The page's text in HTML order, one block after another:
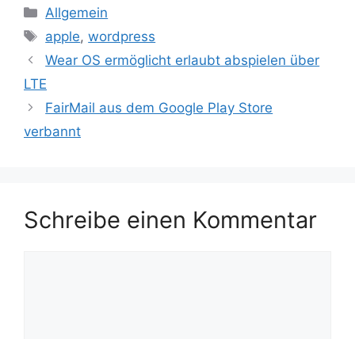
Kategorien
Allgemein
Schlagwörter
apple,wordpress
Wear OS ermöglicht erlaubt abspielen über
LTE
FairMail aus dem Google Play Store
verbannt
Schreibe einen Kommentar